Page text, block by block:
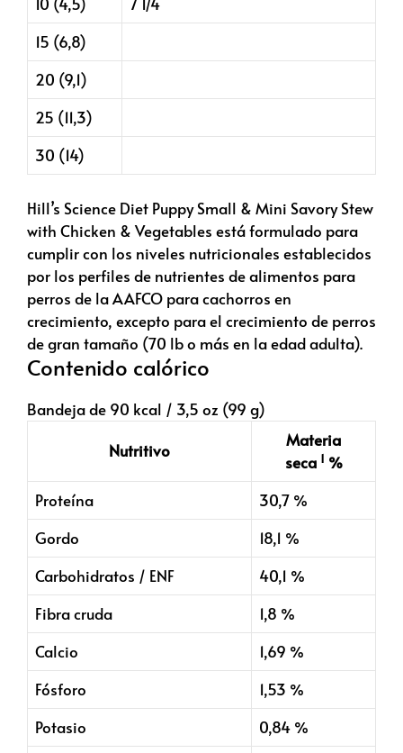
15 (6,8)
20 (9,1)
25 (11,3)
30 (14)
Hill’s Science Diet Puppy Small & Mini Savory Stew
with Chicken & Vegetables está formulado para
cumplir con los niveles nutricionales establecidos
por los perfiles de nutrientes de alimentos para
perros de la AAFCO para cachorros en
crecimiento, excepto para el crecimiento de perros
de gran tamaño (70 lb o más en la edad adulta).
Contenido calórico
Bandeja de 90 kcal / 3,5 oz (99 g)
Nutritivo
Materia
seca 1 %
Proteína
30,7 %
Gordo
18,1 %
Carbohidratos / ENF
40,1 %
Fibra cruda
1,8 %
Calcio
1,69 %
Fósforo
1,53 %
Potasio
0,84 %